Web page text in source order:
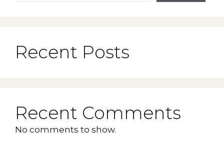
Recent Posts
Recent Comments
No comments to show.